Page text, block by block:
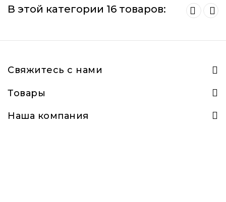
В этой категории 16 товаров:
Свяжитесь с нами
Товары
Наша компания